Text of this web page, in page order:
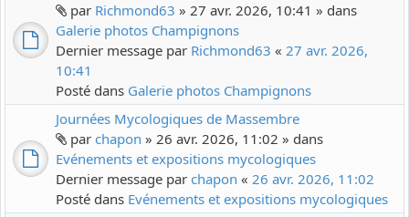
par Richmond63 » 27 avr. 2026, 10:41 » dans
Galerie photos Champignons
Dernier message par Richmond63 « 27 avr. 2026,
10:41
Posté dans Galerie photos Champignons
Journées Mycologiques de Massembre
par chapon » 26 avr. 2026, 11:02 » dans
Evénements et expositions mycologiques
Dernier message par chapon « 26 avr. 2026, 11:02
Posté dans Evénements et expositions mycologiques